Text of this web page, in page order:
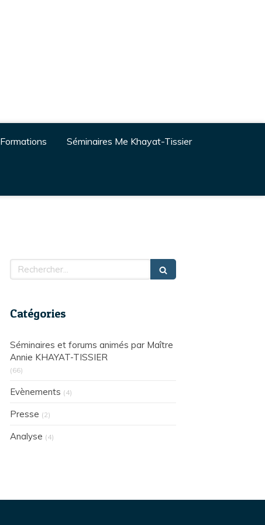
Formations Séminaires Me Khayat-Tissier
Rechercher
Catégories
Séminaires et forums animés par Maître
Annie KHAYAT-TISSIER
(66)
Evènements (4)
Presse (2)
Analyse (4)